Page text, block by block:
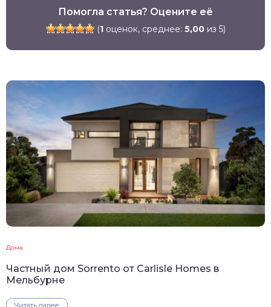
Помогла статья? Оцените её
(1оценок, среднее: 5,00из 5)
Дома
Частный дом Sorrento от Carlisle Homes в
Мельбурне
Читать далее